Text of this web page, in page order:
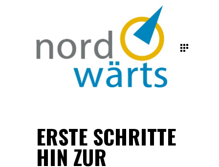
ERSTE SCHRITTE
HIN ZUR